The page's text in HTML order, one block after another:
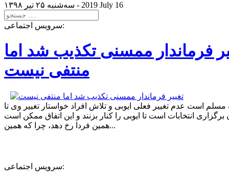
سه‌شنبه ۲۵ تير ۱۳۹۸ - 2019 July 16
سرویس اجتماعی:
فرماندار ممسنی تکذیب شد اما
منتفی نیست
مسلم است عدم تغییر فعلی ایوبی و تلاش افراد خواستار تغییر وی تا
برگزاری انتخابات است تا ایوبی را کنار بزنند و این اتفاق ممکن است
همین فردا رخ دهد، چرا که همین...
سرویس اجتماعی: